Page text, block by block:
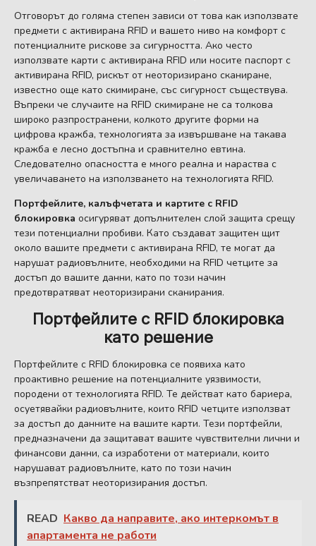
Отговорът до голяма степен зависи от това как използвате
предмети с активирана RFID и вашето ниво на комфорт с
потенциалните рискове за сигурността. Ако често
използвате карти с активирана RFID или носите паспорт с
активирана RFID, рискът от неоторизирано сканиране,
известно още като скимиране, със сигурност съществува.
Въпреки че случаите на RFID скимиране не са толкова
широко разпространени, колкото другите форми на
цифрова кражба, технологията за извършване на такава
кражба е лесно достъпна и сравнително евтина.
Следователно опасността е много реална и нараства с
увеличаването на използването на технологията RFID.
Портфейлите, калъфчетата и картите с RFID
блокировка осигуряват допълнителен слой защита срещу
тези потенциални пробиви. Като създават защитен щит
около вашите предмети с активирана RFID, те могат да
нарушат радиовълните, необходими на RFID четците за
достъп до вашите данни, като по този начин
предотвратяват неоторизирани сканирания.
Портфейлите с RFID блокировка
като решение
Портфейлите с RFID блокировка се появиха като
проактивно решение на потенциалните уязвимости,
породени от технологията RFID. Те действат като бариера,
осуетявайки радиовълните, които RFID четците използват
за достъп до данните на вашите карти. Тези портфейли,
предназначени да защитават вашите чувствителни лични и
финансови данни, са изработени от материали, които
нарушават радиовълните, като по този начин
възпрепятстват неоторизирания достъп.
READ Какво да направите, ако интеркомът в
апартамента не работи